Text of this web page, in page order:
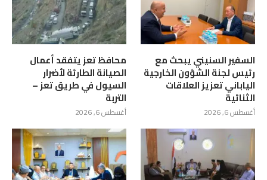
السفير السنيني يبحث مع
رئيس لجنة الشؤون الخارجية
الياباني تعزيز العلاقات
الثنائية
أغسطس 6, 2026
محافظ تعز يتفقد أعمال
الصيانة الطارئة لأضرار
السيول في طريق تعز –
التربة
أغسطس 6, 2026